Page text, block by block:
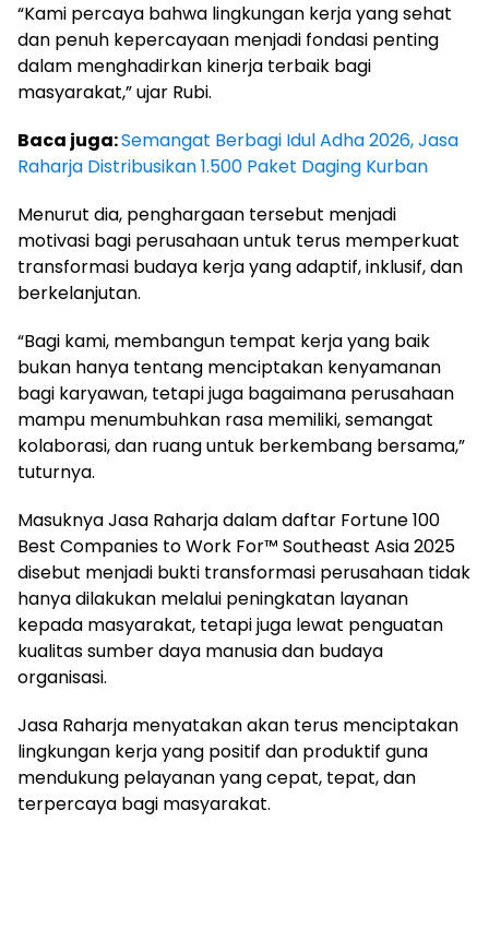
“Kami percaya bahwa lingkungan kerja yang sehat
dan penuh kepercayaan menjadi fondasi penting
dalam menghadirkan kinerja terbaik bagi
masyarakat,” ujar Rubi.
Baca juga:Semangat Berbagi Idul Adha 2026, Jasa
Raharja Distribusikan 1.500 Paket Daging Kurban
Menurut dia, penghargaan tersebut menjadi
motivasi bagi perusahaan untuk terus memperkuat
transformasi budaya kerja yang adaptif, inklusif, dan
berkelanjutan.
“Bagi kami, membangun tempat kerja yang baik
bukan hanya tentang menciptakan kenyamanan
bagi karyawan, tetapi juga bagaimana perusahaan
mampu menumbuhkan rasa memiliki, semangat
kolaborasi, dan ruang untuk berkembang bersama,”
tuturnya.
Masuknya Jasa Raharja dalam daftar Fortune 100
Best Companies to Work For™ Southeast Asia 2025
disebut menjadi bukti transformasi perusahaan tidak
hanya dilakukan melalui peningkatan layanan
kepada masyarakat, tetapi juga lewat penguatan
kualitas sumber daya manusia dan budaya
organisasi.
Jasa Raharja menyatakan akan terus menciptakan
lingkungan kerja yang positif dan produktif guna
mendukung pelayanan yang cepat, tepat, dan
terpercaya bagi masyarakat.